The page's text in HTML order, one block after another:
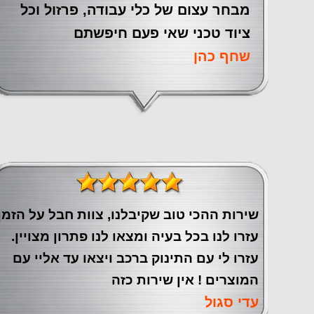
מבחר עצום של כלי עבודה, פרזול וכל
ציוד טכני שאי פעם חיפשתם
שחף כהן
שירות ההכי טוב שקיבלנו, צוות חבל על
עזרו לנו בכל בעיה ומצאו לנו פתרון מצויין.
עזרו לי עם התינוק ברכב ויצאו עד אליי עם
המוצרים ! אין שירות כזה
עדי סגול